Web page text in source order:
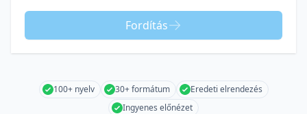
Fordítás
100+ nyelv 30+ formátum
Eredeti elrendezés
Ingyenes előnézet